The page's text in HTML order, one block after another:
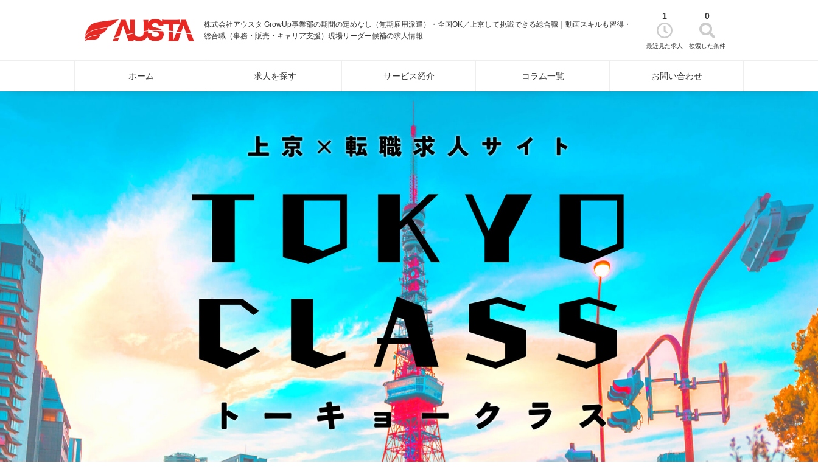
株式会社アウスタ GrowUp事業部の期間の定めなし（無期雇用派遣）・全国OK／上京して挑戦できる総合職｜動画スキルも習得・
総合職（事務・販売・キャリア支援）現場リーダー候補の求人情報
1
最近見た求人
0
検索した条件
ホーム 求人を探す サービス紹介 コラム一覧 お問い合わせ